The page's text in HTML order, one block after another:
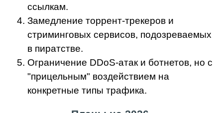
ссылкам.
Замедление торрент-трекеров и
стриминговых сервисов, подозреваемых
в пиратстве.
Ограничение DDoS-атак и ботнетов, но с
"прицельным" воздействием на
конкретные типы трафика.